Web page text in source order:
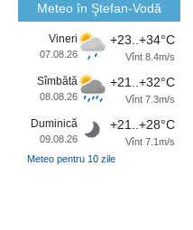
Meteo în Ştefan-Vodă
Vineri
07.08.26
+23..+34°C
Vînt 8.4m/s
Sîmbătă
08.08.26
+21..+32°C
Vînt 7.3m/s
Duminică
09.08.26
+21..+28°C
Vînt 7.1m/s
Meteo pentru 10 zile